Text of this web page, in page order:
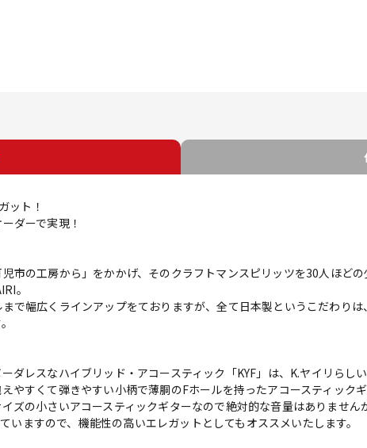
ット！
ダーで実現！
児市の工房から」をかかげ、そのクラフトマンスピリッツを30人ほど
。
で幅広くラインアップをておりますが、全て日本製というこだわり
ダレスなハイブリッド・アコースティック「KYF」は、K.ヤイリらし
やすくて弾きやすい小柄で薄胴のFホールを持ったアコースティック
ズの小さいアコースティックギターなので絶対的な音量はありませ
ますので、機能性の高いエレガットとしてもオススメいたします。